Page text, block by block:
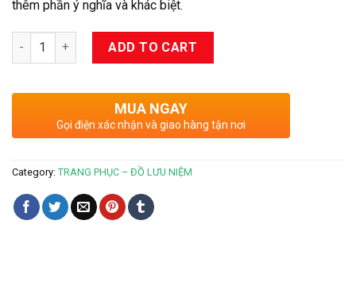
thêm phần ý nghĩa và khác biệt.
Quantity ADD TO CART
MUA NGAY
Gọi điện xác nhận và giao hàng tận nơi
Category: TRANG PHỤC – ĐỒ LƯU NIỆM